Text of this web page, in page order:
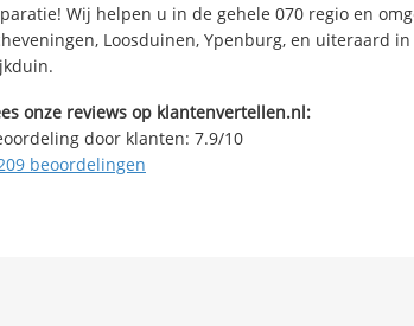
Wij helpen u in de gehele 070 regio en
Loosduinen, Ypenburg, en uiteraard in
onze reviews op klantenvertellen.nl:
door klanten: 7.9/10
beoordelingen